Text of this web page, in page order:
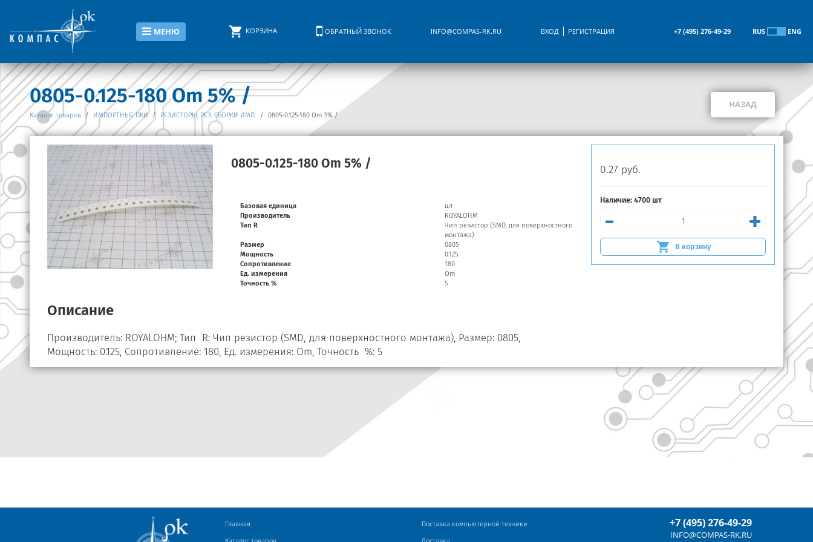
МЕНЮ КОРЗИНА ОБРАТНЫЙ ЗВОНОК INFO@COMPAS-RK.RU ВХОД РЕГИСТРАЦИЯ +7 (495) 276-49-29 RUS ENG
0805-0.125-180 Om 5% /
Каталог товаров / ИМПОРТНЫЕ ПКИ / РЕЗИСТОРЫ, РЕЗ. СБОРКИ ИМП. / 0805-0.125-180 Om 5% /
0805-0.125-180 Om 5% /
Базовая единица
шт
Производитель
ROYALOHM
Тип R
Чип резистор (SMD, для поверхностного
монтажа)
Размер
0805
Мощность
0.125
Сопротивление
180
Ед. измерения
Om
Точность %
5
0.27 руб.
Наличие: 4700 шт
- +
В корзину
НАЗАД
Описание
Производитель: ROYALOHM; Тип R: Чип резистор (SMD, для поверхностного монтажа), Размер: 0805,
Мощность: 0.125, Сопротивление: 180, Ед. измерения: Om, Точность %: 5
Главная Поставка компьютерной техники +7 (495) 276-49-29
INFO@COMPAS-RK.RU